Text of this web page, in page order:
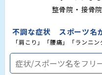
整骨院・接骨
不調な症状 スポーツ名
「肩こり」「腰痛」「ランニ